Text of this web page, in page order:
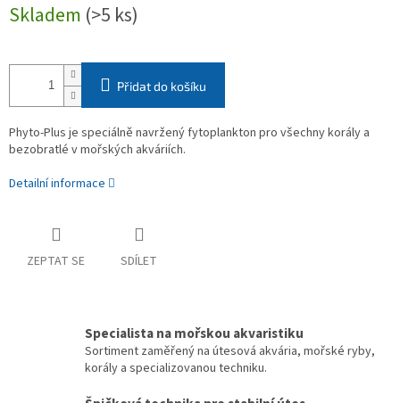
cena:
Skladem (>5 ks)
Přidat do košíku
Phyto-Plus je speciálně navržený fytoplankton pro všechny korály a
bezobratlé v mořských akváriích.
Detailní informace
ZEPTAT SE SDÍLET
Specialista na mořskou akvaristiku
Sortiment zaměřený na útesová akvária, mořské ryby,
korály a specializovanou techniku.